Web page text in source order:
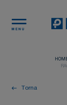
MENU
Torna